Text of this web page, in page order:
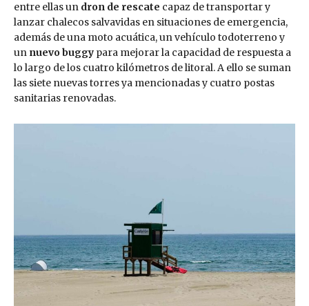
entre ellas un dron de rescate capaz de transportar y
lanzar chalecos salvavidas en situaciones de emergencia,
además de una moto acuática, un vehículo todoterreno y
un nuevo buggy para mejorar la capacidad de respuesta a
lo largo de los cuatro kilómetros de litoral. A ello se suman
las siete nuevas torres ya mencionadas y cuatro postas
sanitarias renovadas.